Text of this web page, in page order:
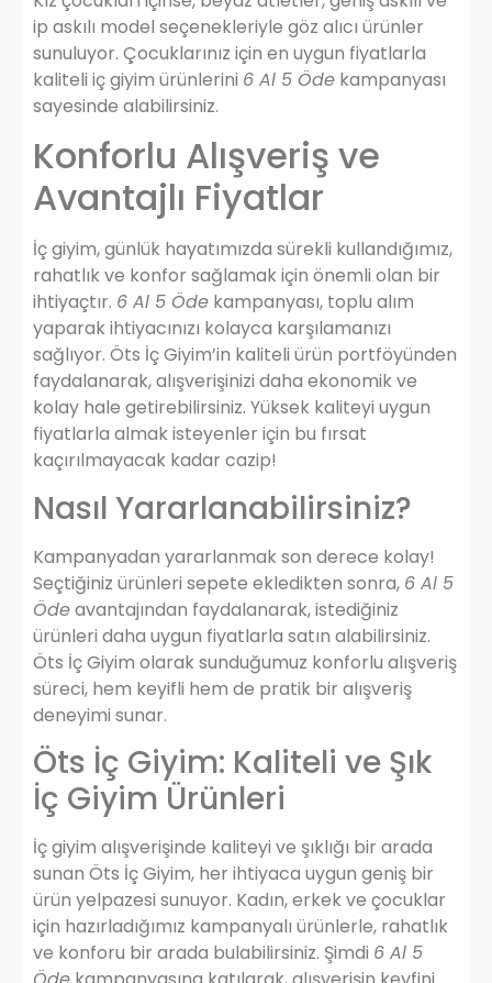
ip askılı model seçenekleriyle göz alıcı ürünler
sunuluyor. Çocuklarınız için en uygun fiyatlarla
kaliteli iç giyim ürünlerini 6 Al 5 Öde kampanyası
sayesinde alabilirsiniz.
Konforlu Alışveriş ve
Avantajlı Fiyatlar
İç giyim, günlük hayatımızda sürekli kullandığımız,
rahatlık ve konfor sağlamak için önemli olan bir
ihtiyaçtır. 6 Al 5 Öde kampanyası, toplu alım
yaparak ihtiyacınızı kolayca karşılamanızı
sağlıyor. Öts İç Giyim’in kaliteli ürün portföyünden
faydalanarak, alışverişinizi daha ekonomik ve
kolay hale getirebilirsiniz. Yüksek kaliteyi uygun
fiyatlarla almak isteyenler için bu fırsat
kaçırılmayacak kadar cazip!
Nasıl Yararlanabilirsiniz?
Kampanyadan yararlanmak son derece kolay!
Seçtiğiniz ürünleri sepete ekledikten sonra, 6 Al 5
Ödeavantajından faydalanarak, istediğiniz
ürünleri daha uygun fiyatlarla satın alabilirsiniz.
Öts İç Giyim olarak sunduğumuz konforlu alışveriş
süreci, hem keyifli hem de pratik bir alışveriş
deneyimi sunar.
Öts İç Giyim: Kaliteli ve Şık
İç Giyim Ürünleri
İç giyim alışverişinde kaliteyi ve şıklığı bir arada
sunan Öts İç Giyim, her ihtiyaca uygun geniş bir
ürün yelpazesi sunuyor. Kadın, erkek ve çocuklar
için hazırladığımız kampanyalı ürünlerle, rahatlık
ve konforu bir arada bulabilirsiniz. Şimdi 6 Al 5